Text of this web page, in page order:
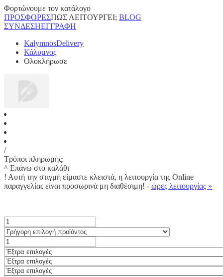
Φορτώνουμε τον κατάλογο
ΠΡΟΣΦΟΡΕΣΠΩΣ ΛΕΙΤΟΥΡΓΕΙ; BLOG
ΣΥΝΔΕΣΗΕΓΓΡΑΦΗ
KalymnosDelivery
Κάλυμνος
Ολοκλήρωσε
/
Τρόποι πληρωμής:
^ Επάνω στο καλάθι
! Αυτή την στιγμή είμαστε κλειστά, η λειτουργία της Online
παραγγελίας είναι προσωρινά μη διαθέσιμη! - ώρες λειτουργίας »